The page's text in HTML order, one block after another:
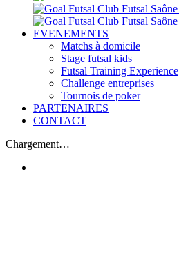
EVENEMENTS
Matchs à domicile
Stage futsal kids
Futsal Training Experience
Challenge entreprises
Tournois de poker
PARTENAIRES
CONTACT
Chargement…